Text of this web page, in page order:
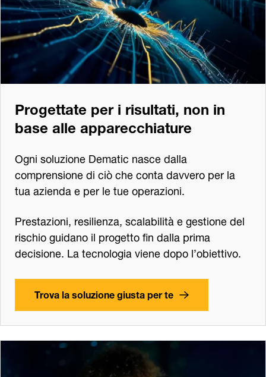
Progettate per i risultati, non in
base alle apparecchiature
Ogni soluzione Dematic nasce dalla
comprensione di ciò che conta davvero per la
tua azienda e per le tue operazioni.
Prestazioni, resilienza, scalabilità e gestione del
rischio guidano il progetto fin dalla prima
decisione. La tecnologia viene dopo l’obiettivo.
Trova la soluzione giusta per te